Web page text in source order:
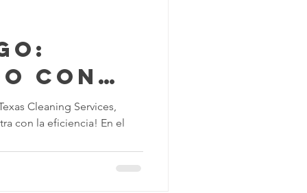
con
Cleaning Services,
con la eficiencia! En el